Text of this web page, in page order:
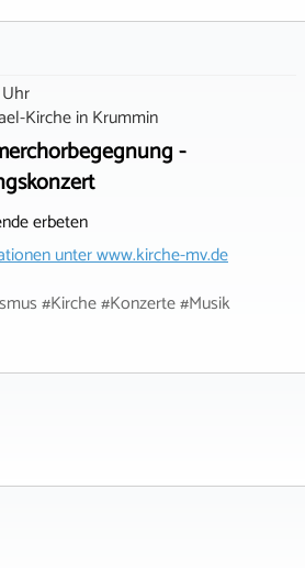
KircheinKrummin
-
erbeten
unterwww.kirche-mv.de
#Kirche #Konzerte #Musik